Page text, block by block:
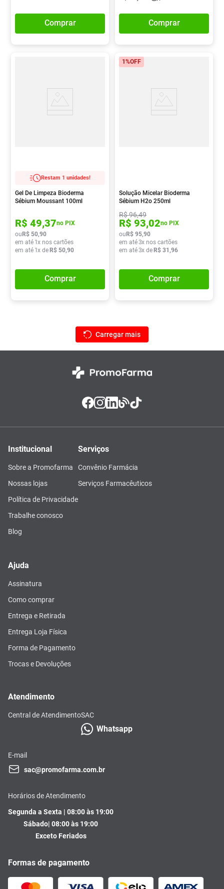
Comprar Comprar
Restam 1 unidades!
Gel De Limpeza Bioderma
Sébium Moussant 100ml
R$ 49,37no PIX
ouR$ 50,90
em até 1x nos cartões
em até 1x deR$ 50,90
Comprar
1%OFF
Solução Micelar Bioderma
Sébium H2o 250ml
R$96,49
R$ 93,02no PIX
ouR$ 95,90
em até3x nos cartões
em até3x deR$ 31 ,96
Comprar
Institucional
Sobre a Promofarma
Nossas lojas
Política de Privacidade
Trabalhe conosco
Blog
Serviços
Convênio Farmácia
Serviços Farmacêuticos
Ajuda
Assinatura
Como comprar
Entrega e Retirada
Entrega Loja Física
Forma de Pagamento
Trocas e Devoluções
Atendimento
Central de AtendimentoSAC
Whatsapp
E-mail
sac@promofarma.com.br
Horários de Atendimento
Segunda a Sexta | 08:00 às 19:00
Sábado| 08:00 às 19:00
Exceto Feriados
Formas de pagamento